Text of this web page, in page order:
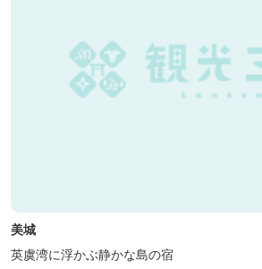
美城
英虞湾に浮かぶ静かな島の宿